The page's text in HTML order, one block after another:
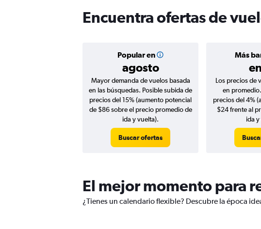
Encuentra ofertas de
Popular en
agosto
Más
Mayor demanda de vuelos basada
en las búsquedas. Posible subida de
precios del 15% (aumento potencial
de $86 sobre el precio promedio de
ida y vuelta).
Buscar ofertas
Los precios de
en
precios del 4%
$24 frente al
ida
El mejor momento para
¿Tienes un calendario flexible? Descubre la época